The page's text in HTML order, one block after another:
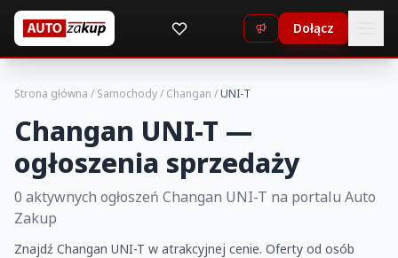
Dołącz
Strona główna / Samochody/ Changan /UNI-T
Changan UNI-T —
ogłoszenia sprzedaży
0 aktywnych ogłoszeń Changan UNI-T na portalu Auto
Zakup
Znajdź Changan UNI-T w atrakcyjnej cenie. Oferty od osób